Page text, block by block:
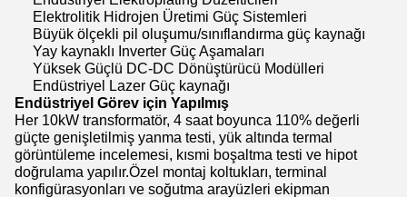
Elektrolitik Hidrojen Üretimi Güç Sistemleri
Büyük ölçekli pil oluşumu/sınıflandırma güç kaynağı
Yay kaynaklı Inverter Güç Aşamaları
Yüksek Güçlü DC-DC Dönüştürücü Modülleri
Endüstriyel Lazer Güç kaynağı
Endüstriyel Görev için Yapılmış
Her 10kW transformatör, 4 saat boyunca 110% değerli
güçte genişletilmiş yanma testi, yük altında termal
görüntüleme incelemesi, kısmi boşaltma testi ve hipot
doğrulama yapılır.Özel montaj koltukları, terminal
konfigürasyonları ve soğutma arayüzleri ekipman